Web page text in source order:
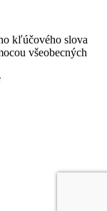
kľúčového slova
všeobecných